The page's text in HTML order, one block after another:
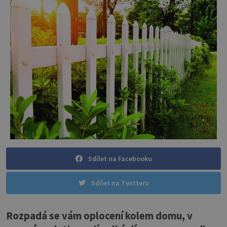
Sdílet na Facebooku
Sdílet na Twitteru
Rozpadá se vám oplocení kolem domu, v